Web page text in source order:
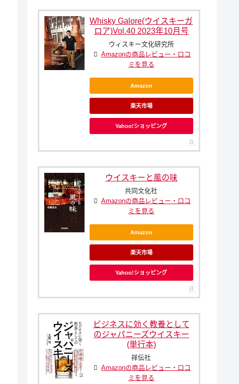
Whisky Galore(ウイスキーガ
ロア)Vol.40 2023年10月号
ウィスキー文化研究所
Amazonの商品レビュー・口コ
ミを見る
Amazon
楽天市場
Yahoo!ショッピング
ウイスキーと風の味
共同文化社
Amazonの商品レビュー・口コ
ミを見る
Amazon
楽天市場
Yahoo!ショッピング
ビジネスに効く教養として
のジャパニーズウイスキー
(単行本)
祥伝社
Amazonの商品レビュー・口コ
ミを見る